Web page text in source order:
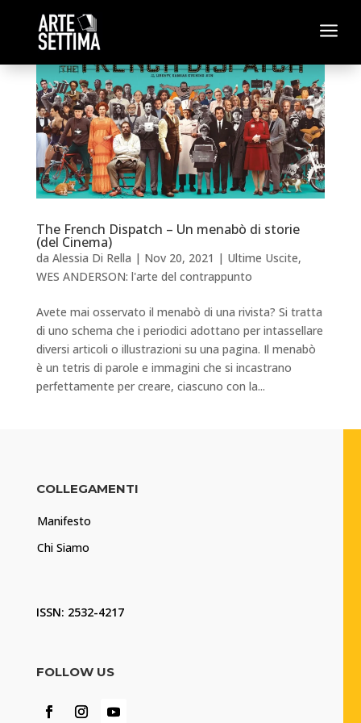
a
The French Dispatch – Un menabò di storie
(del Cinema)
da Alessia Di Rella | Nov 20, 2021 | Ultime Uscite,
WES ANDERSON: l'arte del contrappunto
Avete mai osservato il menabò di una rivista? Si tratta
di uno schema che i periodici adottano per intassellare
diversi articoli o illustrazioni su una pagina. Il menabò
è un tetris di parole e immagini che si incastrano
perfettamente per creare, ciascuno con la...
COLLEGAMENTI
Manifesto
Chi Siamo
ISSN: 2532-4217
FOLLOW US